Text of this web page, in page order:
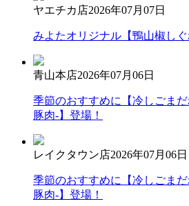
ヤエチカ店2026年07月07日
みよたオリジナル【鴨山椒しぐ
青山本店2026年07月06日
季節のおすすめに【冷しごま
豚肉-】登場！
レイクタウン店2026年07月06日
季節のおすすめに【冷しごま
豚肉-】登場！